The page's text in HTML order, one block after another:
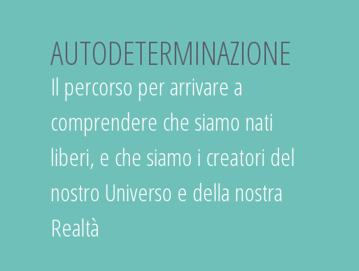
AUTODETERMINAZIONE
Il percorso per arrivare a
comprendere che siamo nati
liberi, e che siamo i creatori del
nostro Universo e della nostra
Realtà